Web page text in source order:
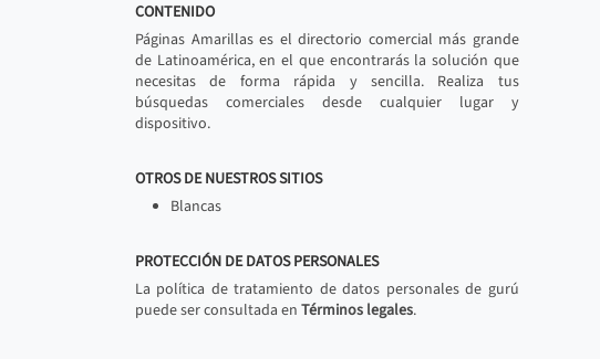
CONTENIDO
Páginas Amarillas es el directorio comercial más grande
de Latinoamérica, en el que encontrarás la solución que
necesitas de forma rápida y sencilla. Realiza tus
búsquedas comerciales desde cualquier lugar y
dispositivo.
OTROS DE NUESTROS SITIOS
Blancas
PROTECCIÓN DE DATOS PERSONALES
La política de tratamiento de datos personales de gurú
puede ser consultada en Términos legales.